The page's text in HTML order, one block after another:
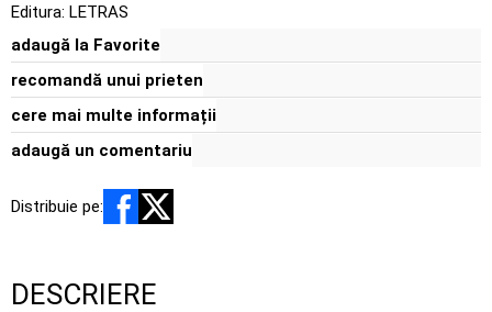
Editura: LETRAS
adaugă la Favorite
recomandă unui prieten
cere mai multe informații
adaugă un comentariu
Distribuie pe:
DESCRIERE